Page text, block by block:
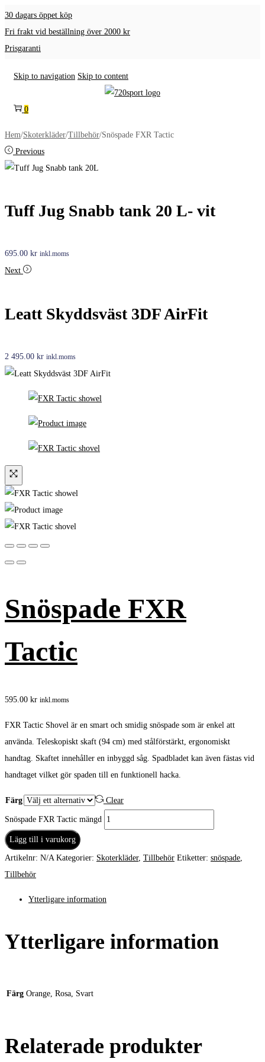
30 dagars öppet köp
Fri frakt vid beställning över 2000 kr
Prisgaranti
Skip to navigation Skip to content
0
Hem/Skoterkläder/Tillbehör/Snöspade FXR Tactic
Previous
Tuff Jug Snabb tank 20 L- vit
695.00 kr inkl.moms
Next
Leatt Skyddsväst 3DF AirFit
2 495.00 kr inkl.moms
Snöspade FXR
Tactic
595.00 kr inkl.moms
FXR Tactic Shovel är en smart och smidig snöspade som är enkel att
använda. Teleskopiskt skaft (94 cm) med stålförstärkt, ergonomiskt
handtag. Skaftet innehåller en inbyggd såg. Spadbladet kan även fästas vid
handtaget vilket gör spaden till en funktionell hacka.
Färg Clear
Snöspade FXR Tactic mängd
Lägg till i varukorg
Artikelnr: N/A Kategorier: Skoterkläder, Tillbehör Etiketter: snöspade,
Tillbehör
Ytterligare information
Ytterligare information
Färg Orange, Rosa, Svart
Relaterade produkter